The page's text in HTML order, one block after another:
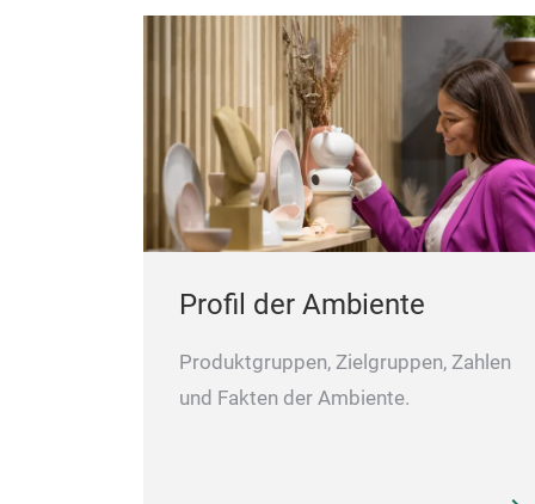
Profil der Ambiente
Produktgruppen, Zielgruppen, Zahlen
und Fakten der Ambiente.